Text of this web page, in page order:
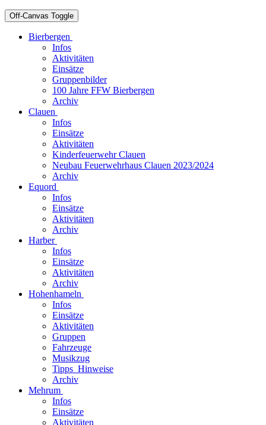
Off-Canvas Toggle
Bierbergen
Infos
Aktivitäten
Einsätze
Gruppenbilder
100 Jahre FFW Bierbergen
Archiv
Clauen
Infos
Einsätze
Aktivitäten
Kinderfeuerwehr Clauen
Neubau Feuerwehrhaus Clauen 2023/2024
Archiv
Equord
Infos
Einsätze
Aktivitäten
Archiv
Harber
Infos
Einsätze
Aktivitäten
Archiv
Hohenhameln
Infos
Einsätze
Aktivitäten
Gruppen
Fahrzeuge
Musikzug
Tipps_Hinweise
Archiv
Mehrum
Infos
Einsätze
Aktivitäten